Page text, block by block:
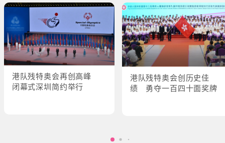
港队残特奥会再创高峰
闭幕式深圳简约举行
港队残特奥会创历史佳
绩 勇夺一百四十面奖牌